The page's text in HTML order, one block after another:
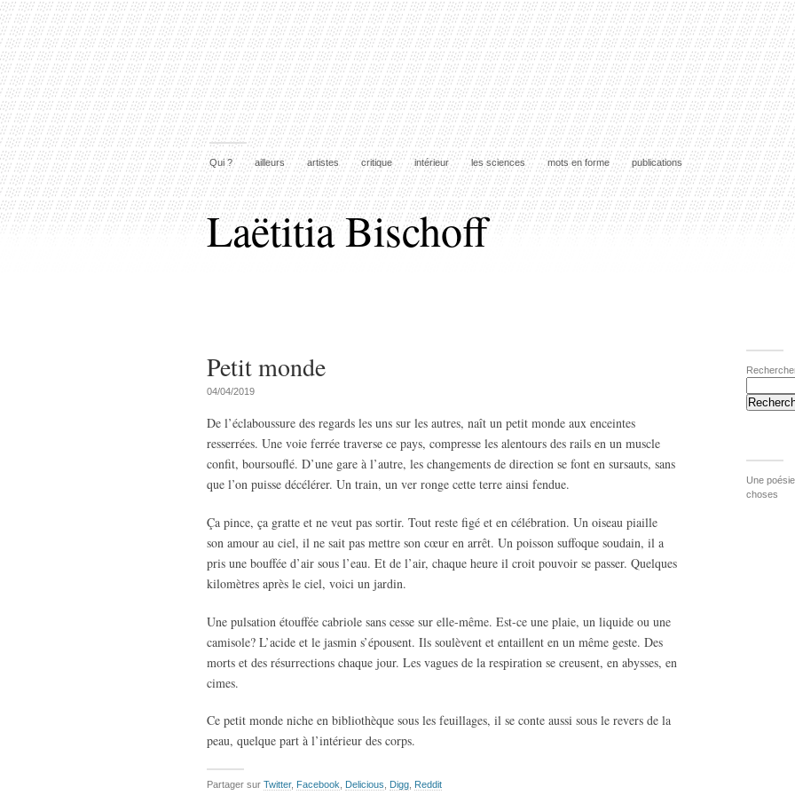
Qui ? ailleurs artistes critique intérieur les sciences mots en forme publications
Laëtitia Bischoff
Petit monde
04/04/2019
De l’éclaboussure des regards les uns sur les autres, naît un petit monde aux enceintes
resserrées. Une voie ferrée traverse ce pays, compresse les alentours des rails en un muscle
confit, boursouflé. D’une gare à l’autre, les changements de direction se font en sursauts, sans
que l’on puisse décélérer. Un train, un ver ronge cette terre ainsi fendue.
Ça pince, ça gratte et ne veut pas sortir. Tout reste figé et en célébration. Un oiseau piaille
son amour au ciel, il ne sait pas mettre son cœur en arrêt. Un poisson suffoque soudain, il a
pris une bouffée d’air sous l’eau. Et de l’air, chaque heure il croit pouvoir se passer. Quelques
kilomètres après le ciel, voici un jardin.
Une pulsation étouffée cabriole sans cesse sur elle-même. Est-ce une plaie, un liquide ou une
camisole? L’acide et le jasmin s’épousent. Ils soulèvent et entaillent en un même geste. Des
morts et des résurrections chaque jour. Les vagues de la respiration se creusent, en abysses, en
cimes.
Ce petit monde niche en bibliothèque sous les feuillages, il se conte aussi sous le revers de la
peau, quelque part à l’intérieur des corps.
Partager sur Twitter, Facebook Delicious Digg Reddit
Une
choses